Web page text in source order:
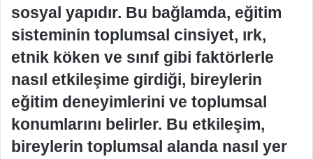
sosyal yapıdır. Bu bağlamda, eğitim
sisteminin toplumsal cinsiyet, ırk,
etnik köken ve sınıf gibi faktörlerle
nasıl etkileşime girdiği, bireylerin
eğitim deneyimlerini ve toplumsal
konumlarını belirler. Bu etkileşim,
bireylerin toplumsal alanda nasıl yer